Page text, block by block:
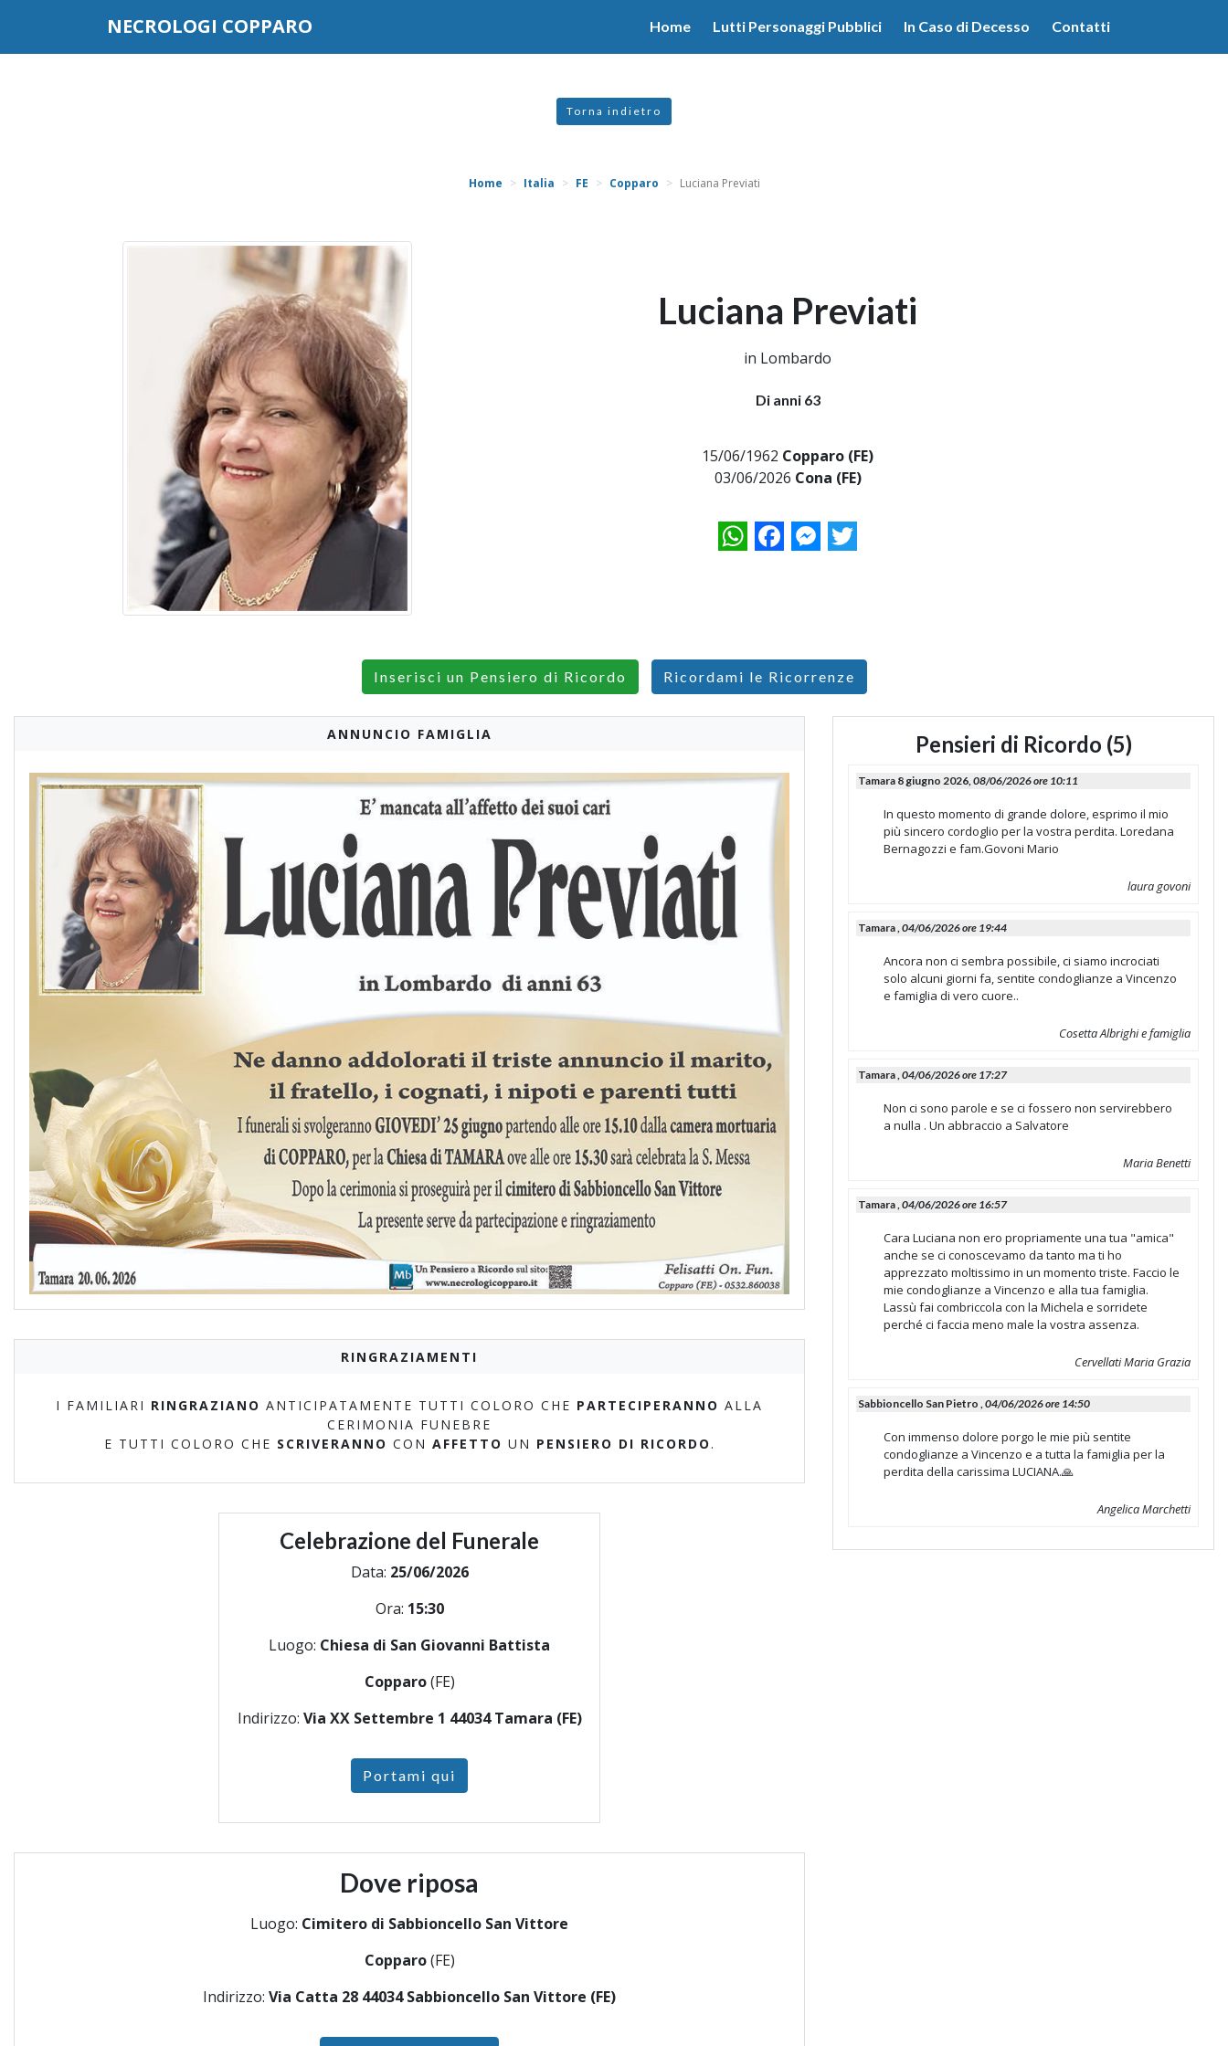
NECROLOGI COPPARO Home Lutti Personaggi Pubblici In Caso di Decesso Contatti
Torna indietro
Home Italia FE Copparo Luciana Previati
Luciana Previati
in Lombardo
Di anni 63
15/06/1962 Copparo (FE)
03/06/2026 Cona (FE)
WhatsAppFacebookMessenger
Twitter
Inserisci un Pensiero di Ricordo Ricordami le Ricorrenze
ANNUNCIO FAMIGLIA
RINGRAZIAMENTI
I FAMILIARI RINGRAZIANO ANTICIPATAMENTE TUTTI COLORO CHE PARTECIPERANNO ALLA
CERIMONIA FUNEBRE
E TUTTI COLORO CHE SCRIVERANNO CON AFFETTO UN PENSIERO DI RICORDO .
Celebrazione del Funerale
Data: 25/06/2026
Ora: 15:30
Luogo: Chiesa di San Giovanni Battista
Copparo(FE)
Indirizzo: Via XX Settembre 1 44034 Tamara (FE)
Portami qui
Dove riposa
Luogo: Cimitero di Sabbioncello San Vittore
Copparo(FE)
Indirizzo: Via Catta 28 44034 Sabbioncello San Vittore (FE)
Pensieri di Ricordo (5)
Tamara 8 giugno 2026,08/06/2026 ore 10:11
In questo momento di grande dolore, esprimo il mio
più sincero cordoglio per la vostra perdita. Loredana
Bernagozzi e fam.Govoni Mario
laura govoni
Tamara ,04/06/2026 ore 19:44
Ancora non ci sembra possibile, ci siamo incrociati
solo alcuni giorni fa, sentite condoglianze a Vincenzo
e famiglia di vero cuore..
Cosetta Albrighi e famiglia
Tamara ,04/06/2026 ore 17:27
Non ci sono parole e se ci fossero non servirebbero
a nulla . Un abbraccio a Salvatore
Maria Benetti
Tamara ,04/06/2026 ore 16:57
Cara Luciana non ero propriamente una tua "amica"
anche se ci conoscevamo da tanto ma ti ho
apprezzato moltissimo in un momento triste. Faccio le
mie condoglianze a Vincenzo e alla tua famiglia.
Lassù fai combriccola con la Michela e sorridete
perché ci faccia meno male la vostra assenza.
Cervellati Maria Grazia
Sabbioncello San Pietro ,04/06/2026 ore 14:50
Con immenso dolore porgo le mie più sentite
condoglianze a Vincenzo e a tutta la famiglia per la
perdita della carissima LUCIANA.🙏
Angelica Marchetti
scorrendo questa pagina, cliccando su un link o proseguendo la navigazione in altra maniera, acconsenti all'uso dei cookie. Ulteriori informazioni